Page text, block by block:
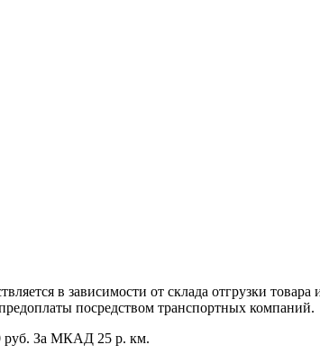
в зависимости от склада отгрузки
посредством транспортных компаний.
руб. За МКАД 25 р. км.